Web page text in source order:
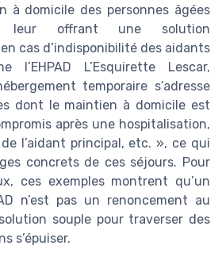
à domicile des personnes âgées
leur offrant une solution
cas d’indisponibilité des aidants
l’EHPAD L’Esquirette Lescar,
temporaire s’adresse
dont le maintien à domicile est
après une hospitalisation,
de l’aidant principal, etc. », ce qui
concrets de ces séjours. Pour
ces exemples montrent qu’un
n’est pas un renoncement au
souple pour traverser des
s’épuiser.